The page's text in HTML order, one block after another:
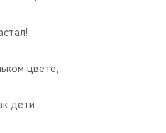
цвете,
дети.